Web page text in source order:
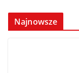
Najnowsze